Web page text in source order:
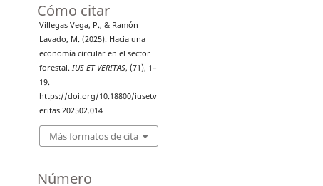
Cómo citar
Villegas Vega, P., & Ramón
Lavado, M. (2025). Hacia una
economía circular en el sector
forestal. IUS ET VERITAS, (71), 1–
19.
https://doi.org/10.18800/iusetv
eritas.202502.014
Más formatos de cita
Número